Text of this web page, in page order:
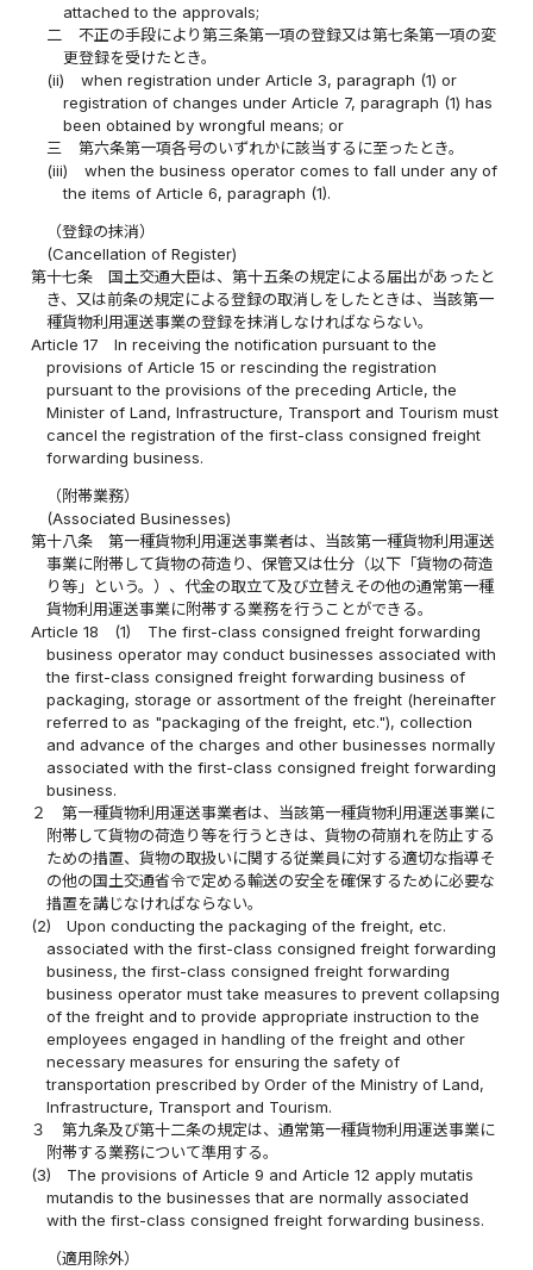
attached to the approvals;
二
不正の手段により第三条第一項の登録又は第七条第一項の変
更登録を受けたとき。
(ii)
when registration under Article 3, paragraph (1) or
registration of changes under Article 7, paragraph (1) has
been obtained by wrongful means; or
三
第六条第一項各号のいずれかに該当するに至ったとき。
(iii)
when the business operator comes to fall under any of
the items of Article 6, paragraph (1).
（登録の抹消）
(Cancellation of Register)
第十七条
国土交通大臣は、第十五条の規定による届出があったと
き、又は前条の規定による登録の取消しをしたときは、当該第一
種貨物利用運送事業の登録を抹消しなければならない。
Article 17
In receiving the notification pursuant to the
provisions of Article 15 or rescinding the registration
pursuant to the provisions of the preceding Article, the
Minister of Land, Infrastructure, Transport and Tourism must
cancel the registration of the first-class consigned freight
forwarding business.
（附帯業務）
(Associated Businesses)
第十八条
第一種貨物利用運送事業者は、当該第一種貨物利用運送
事業に附帯して貨物の荷造り、保管又は仕分（以下「貨物の荷造
り等」という。）、代金の取立て及び立替えその他の通常第一種
貨物利用運送事業に附帯する業務を行うことができる。
Article 18
(1)
The first-class consigned freight forwarding
business operator may conduct businesses associated with
the first-class consigned freight forwarding business of
packaging, storage or assortment of the freight (hereinafter
referred to as "packaging of the freight, etc."), collection
and advance of the charges and other businesses normally
associated with the first-class consigned freight forwarding
business.
２
第一種貨物利用運送事業者は、当該第一種貨物利用運送事業に
附帯して貨物の荷造り等を行うときは、貨物の荷崩れを防止する
ための措置、貨物の取扱いに関する従業員に対する適切な指導そ
の他の国土交通省令で定める輸送の安全を確保するために必要な
措置を講じなければならない。
(2)
Upon conducting the packaging of the freight, etc.
associated with the first-class consigned freight forwarding
business, the first-class consigned freight forwarding
business operator must take measures to prevent collapsing
of the freight and to provide appropriate instruction to the
employees engaged in handling of the freight and other
necessary measures for ensuring the safety of
transportation prescribed by Order of the Ministry of Land,
Infrastructure, Transport and Tourism.
３
第九条及び第十二条の規定は、通常第一種貨物利用運送事業に
附帯する業務について準用する。
(3)
The provisions of Article 9 and Article 12 apply mutatis
mutandis to the businesses that are normally associated
with the first-class consigned freight forwarding business.
（適用除外）